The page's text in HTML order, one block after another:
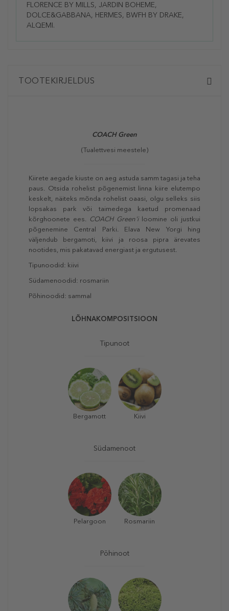
FLORENCE BY MILLS, JARDIN BOHEME,
DOLCE&GABBANA, HERMES, BWFH BY DRAKE,
ALQEMI.
TOOTEKIRJELDUS
COACHGreen
(Tualettvesi meestele)
Kiirete aegade kiuste on aeg astuda samm tagasi ja teha
paus. Otsida rohelist põgenemist linna kiire elutempo
keskelt, näiteks mõnda rohelist oaasi, olgu selleks siis
lopsakas park või taimedega kaetud promenaad
kõrghoonete ees. COACHGreen 'iloomine oli justkui
põgenemine Central Parki. Elava New Yorgi hing
väljendub bergamoti, kiivi ja roosa pipra ärevates
nootides, mis pakatavad energiast ja ergutusest.
Tipunoodid: kiivi
Südamenoodid: rosmariin
Põhinoodid: sammal
LÕHNAKOMPOSITSIOON
Tipunoot
Bergamott Kiivi
Südamenoot
Pelargoon Rosmariin
Põhinoot